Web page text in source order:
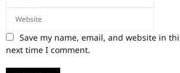
Save my name, email, and website in
next time I comment.